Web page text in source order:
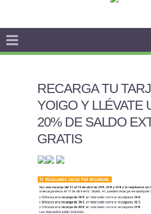
RECARGA TU
YOIGO Y LLÉVATE
20% DE SALDO
GRATIS